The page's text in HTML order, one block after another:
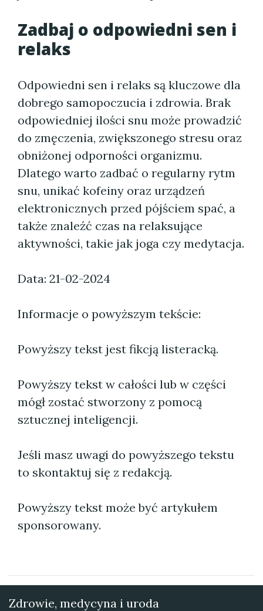
Zadbaj o odpowiedni sen i
relaks
Odpowiedni sen i relaks są kluczowe dla
dobrego samopoczucia i zdrowia. Brak
odpowiedniej ilości snu może prowadzić
do zmęczenia, zwiększonego stresu oraz
obniżonej odporności organizmu.
Dlatego warto zadbać o regularny rytm
snu, unikać kofeiny oraz urządzeń
elektronicznych przed pójściem spać, a
także znaleźć czas na relaksujące
aktywności, takie jak joga czy medytacja.
Data: 21-02-2024
Informacje o powyższym tekście:
Powyższy tekst jest fikcją listeracką.
Powyższy tekst w całości lub w części
mógł zostać stworzony z pomocą
sztucznej inteligencji.
Jeśli masz uwagi do powyższego tekstu
to skontaktuj się z redakcją.
Powyższy tekst może być artykułem
sponsorowany.
Zdrowie, medycyna i uroda